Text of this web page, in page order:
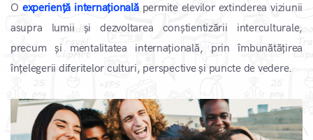
O experiență internaționalăpermite elevilor extinderea viziunii
asupra lumii și dezvoltarea conștientizării interculturale,
precum și mentalitatea internațională, prin îmbunătățirea
înțelegerii diferitelor culturi, perspective și puncte de vedere.